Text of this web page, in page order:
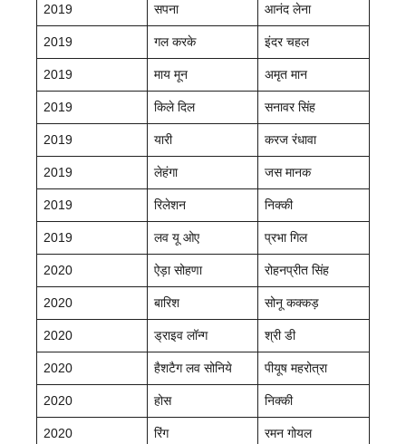
2019 सपना आनंद लेना
2019 गल करके इंदर चहल
2019 माय मून अमृत मान
2019 किले दिल सनावर सिंह
2019 यारी करज रंधावा
2019 लेहंगा जस मानक
2019 रिलेशन निक्की
2019 लव यू ओए प्रभा गिल
2020 ऐड़ा सोहणा रोहनप्रीत सिंह
2020 बारिश सोनू कक्कड़
2020 ड्राइव लॉन्ग श्री डी
2020 हैशटैग लव सोनिये पीयूष महरोत्रा
2020 होस निक्की
2020 रिंग रमन गोयल